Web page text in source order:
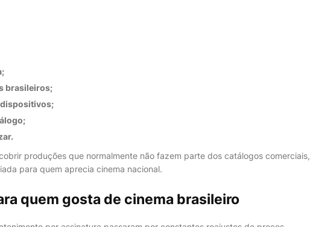
brasileiros;
produções que normalmente não fazem parte dos catálogos comerciais,
para quem aprecia cinema nacional.
quem gosta de cinema brasileiro